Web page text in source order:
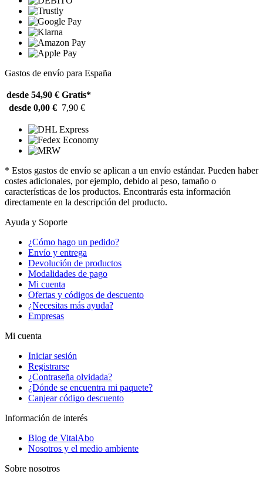
Gastos de envío para España
desde 54,90 € Gratis*
desde 0,00 € 7,90 €
* Estos gastos de envío se aplican a un envío estándar. Pueden haber
costes adicionales, por ejemplo, debido al peso, tamaño o
características de los productos. Encontrarás esta información
directamente en la descripción del producto.
Ayuda y Soporte
¿Cómo hago un pedido?
Envío y entrega
Devolución de productos
Modalidades de pago
Mi cuenta
Ofertas y códigos de descuento
¿Necesitas más ayuda?
Empresas
Mi cuenta
Iniciar sesión
Registrarse
¿Contraseña olvidada?
¿Dónde se encuentra mi paquete?
Canjear código descuento
Información de interés
Blog de VitalAbo
Nosotros y el medio ambiente
Sobre nosotros